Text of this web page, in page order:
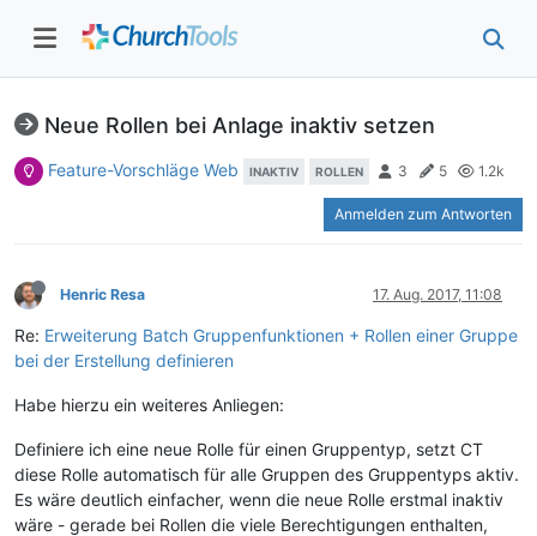
Neue Rollen bei Anlage inaktiv setzen
Feature-Vorschläge Web INAKTIV ROLLEN 3 5 1.2k
Anmelden zum Antworten
Henric Resa 17. Aug. 2017, 11:08
Re: Erweiterung Batch Gruppenfunktionen + Rollen einer Gruppe
bei der Erstellung definieren
Habe hierzu ein weiteres Anliegen:
Definiere ich eine neue Rolle für einen Gruppentyp, setzt CT
diese Rolle automatisch für alle Gruppen des Gruppentyps aktiv.
Es wäre deutlich einfacher, wenn die neue Rolle erstmal inaktiv
wäre - gerade bei Rollen die viele Berechtigungen enthalten,